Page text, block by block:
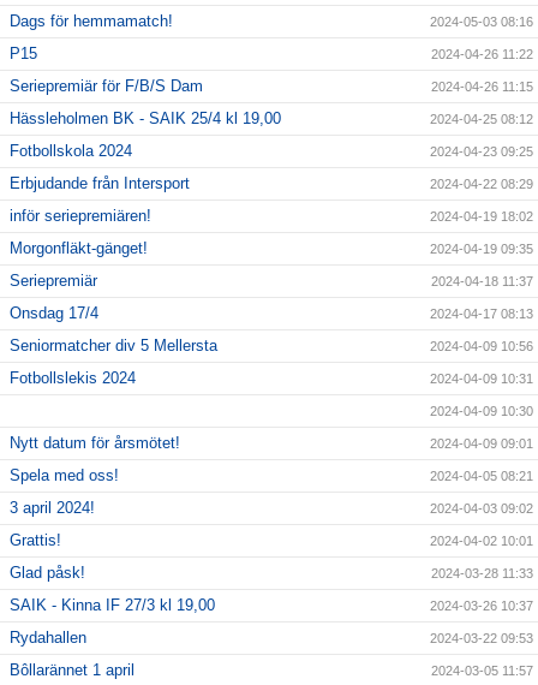
Dags för hemmamatch! 2024-05-03 08:16
P15 2024-04-26 11:22
Seriepremiär för F/B/S Dam 2024-04-26 11:15
Hässleholmen BK - SAIK 25/4 kl 19,00 2024-04-25 08:12
Fotbollskola 2024 2024-04-23 09:25
Erbjudande från Intersport 2024-04-22 08:29
inför seriepremiären! 2024-04-19 18:02
Morgonfläkt-gänget! 2024-04-19 09:35
Seriepremiär 2024-04-18 11:37
Onsdag 17/4 2024-04-17 08:13
Seniormatcher div 5 Mellersta 2024-04-09 10:56
Fotbollslekis 2024 2024-04-09 10:31
2024-04-09 10:30
Nytt datum för årsmötet! 2024-04-09 09:01
Spela med oss! 2024-04-05 08:21
3 april 2024! 2024-04-03 09:02
Grattis! 2024-04-02 10:01
Glad påsk! 2024-03-28 11:33
SAIK - Kinna IF 27/3 kl 19,00 2024-03-26 10:37
Rydahallen 2024-03-22 09:53
Bôllarännet 1 april 2024-03-05 11:57